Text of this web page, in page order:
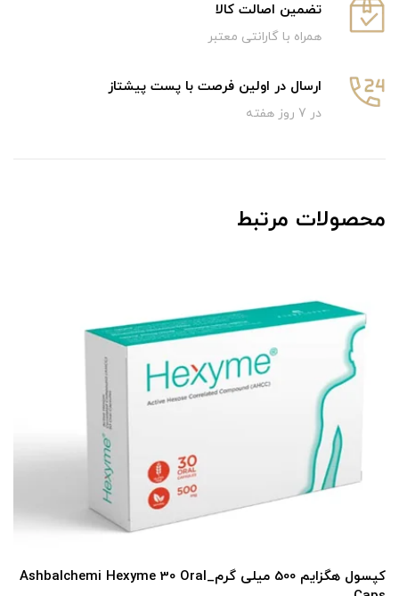
تضمین اصالت کالا
همراه با گارانتی معتبر
ارسال در اولین فرصت با پست پیشتاز
در 7 روز هفته
محصولات مرتبط
کپسول هگزایم 500 میلی گرم_Ashbalchemi Hexyme 30 Oral